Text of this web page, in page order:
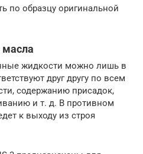
по образцу оригинальной
жидкости можно лишь в
друг другу по всем
содержанию присадок,
и т. д. В противном
к выходу из строя